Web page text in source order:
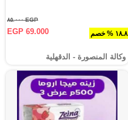
١٨.٨ % خصم
EGP ٨٥.٠٠٠
EGP 69.000
وكالة المنصورة - الدقهلية‎